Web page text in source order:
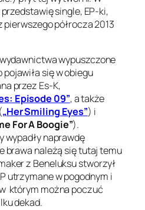
single, EP-ki,
półrocza 2013
wypuszczone
pojawiła się w obiegu
przez Es-K,
Episode 09”, a także
(„Her Smiling Eyes”) i
For A Boogie”).
wypadły naprawdę
brawa należą się tutaj temu
z Beneluksu stworzył
utrzymane w pogodnym i
którym można poczuć
dekad.